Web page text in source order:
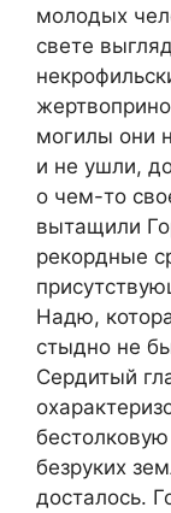
молодых
свете
могилы они
и не ушли,
о чем-то
вытащили
рекордные
Надю,
стыдно не
Сердитый
безруких
досталось.